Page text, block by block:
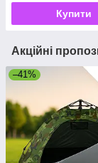
Купити
Акційні
–41%